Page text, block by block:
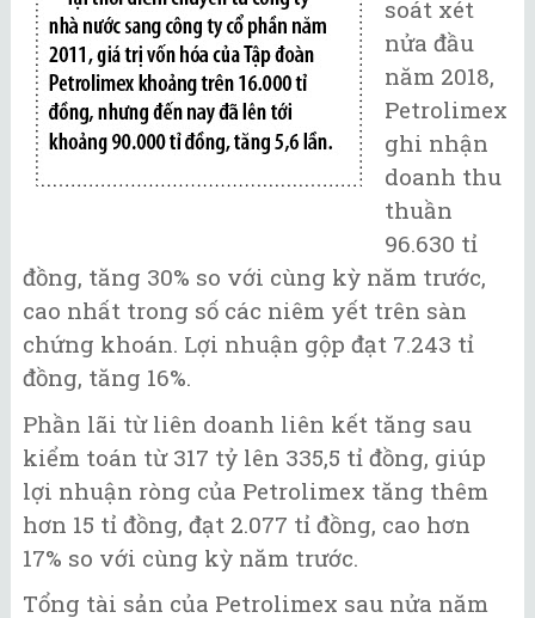
soát xét
nửa đầu
năm 2018,
Petrolimex
ghi nhận
doanh thu
thuần
96.630 tỉ
đồng, tăng 30% so với cùng kỳ năm trước,
cao nhất trong số các niêm yết trên sàn
chứng khoán. Lợi nhuận gộp đạt 7.243 tỉ
đồng, tăng 16%.
Phần lãi từ liên doanh liên kết tăng sau
kiểm toán từ 317 tỷ lên 335,5 tỉ đồng, giúp
lợi nhuận ròng của Petrolimex tăng thêm
hơn 15 tỉ đồng, đạt 2.077 tỉ đồng, cao hơn
17% so với cùng kỳ năm trước.
Tổng tài sản của Petrolimex sau nửa năm